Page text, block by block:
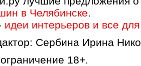
в Челябинске.
идеи интерьеров и все
Сербина Ирина
18+.